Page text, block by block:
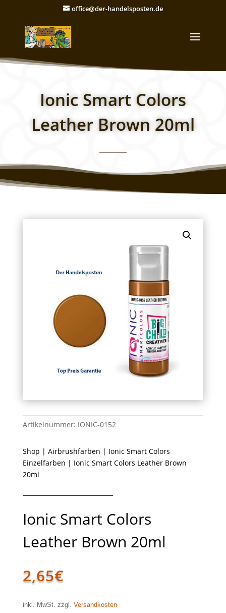
office@der-handelsposten.de
Ionic Smart Colors
Leather Brown 20ml
Artikelnummer: IONIC-0152
Shop | Airbrushfarben | Ionic Smart Colors
Einzelfarben | Ionic Smart Colors Leather Brown
20ml
Ionic Smart Colors
Leather Brown 20ml
2,65€
inkl. MwSt. zzgl. Versandkosten